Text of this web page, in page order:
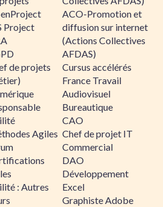
Project
de projets
Agiles
: Autres
ACO-Promotion et
diffusion sur internet
(Actions Collectives
AFDAS)
Cursus accélérés
France Travail
Audiovisuel
Bureautique
CAO
Chef de projet IT
Commercial
DAO
Développement
Excel
Graphiste Adobe